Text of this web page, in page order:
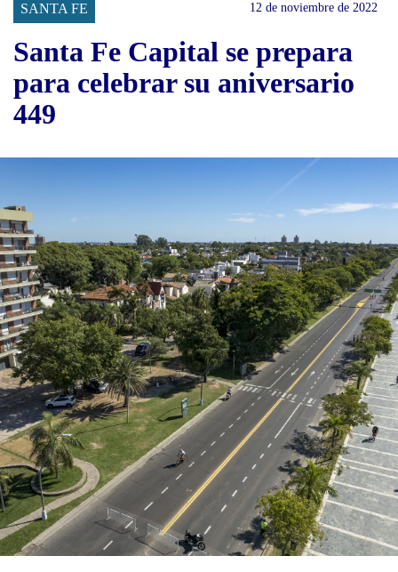
SANTA FE 12 de noviembre de 2022
Santa Fe Capital se prepara
para celebrar su aniversario
449